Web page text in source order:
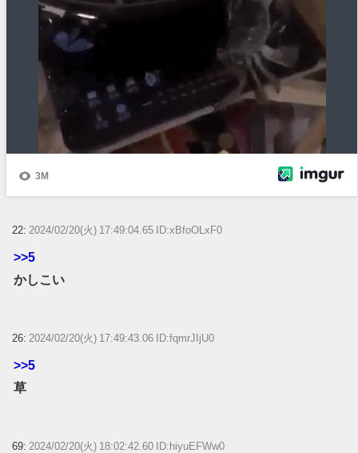
22: 2024/02/20(火) 17:49:04.65 ID:xBfoOLxF0
>>5
かしこい
26: 2024/02/20(火) 17:49:43.06 ID:fqmrJIjU0
>>5
草
69: 2024/02/20(火) 18:02:42.60 ID:hiyuEFWw0